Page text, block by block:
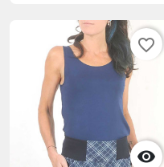

favorite_border